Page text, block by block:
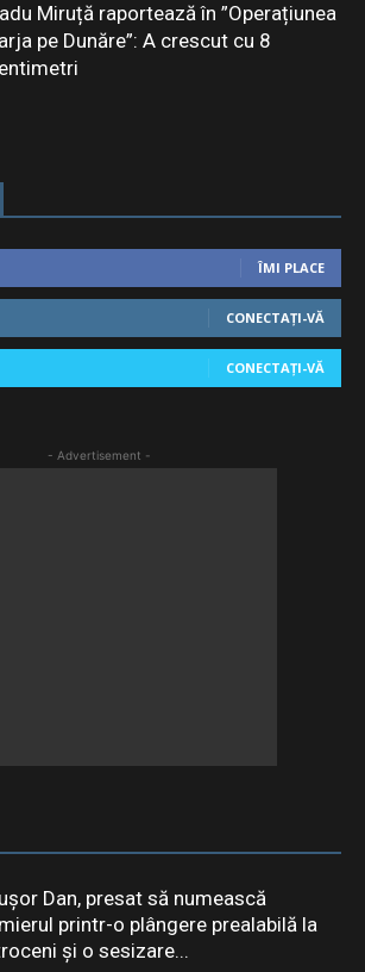
Miruță raportează în ”Operațiunea
pe Dunăre”: A crescut cu 8
ÎMI PLACE
CONECTAȚI-VĂ
CONECTAȚI-VĂ
- Advertisement -
Dan, presat să numească
printr-o plângere prealabilă la
și o sesizare...